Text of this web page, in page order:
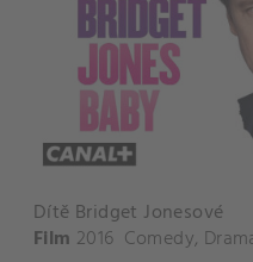
Dítě Bridget Jonesové
Film 2016 Comedy,